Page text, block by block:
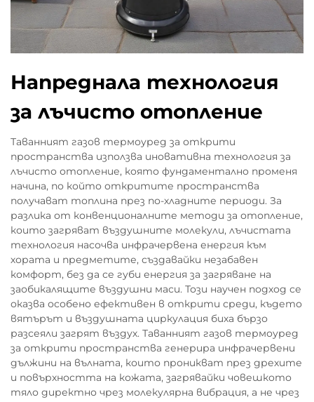
Напреднала технология
за лъчисто отопление
Таванният газов термоуред за открити
пространства използва иновативна технология за
лъчисто отопление, която фундаментално променя
начина, по който откритите пространства
получават топлина през по-хладните периоди. За
разлика от конвенционалните методи за отопление,
които загряват въздушните молекули, лъчистата
технология насочва инфрачервена енергия към
хората и предметите, създавайки незабавен
комфорт, без да се губи енергия за загряване на
заобикалящите въздушни маси. Този научен подход се
оказва особено ефективен в открити среди, където
вятърът и въздушната циркулация биха бързо
разсеяли загрят въздух. Таванният газов термоуред
за открити пространства генерира инфрачервени
дължини на вълната, които проникват през дрехите
и повърхността на кожата, загрявайки човешкото
тяло директно чрез молекулярна вибрация, а не чрез